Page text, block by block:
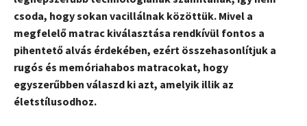
csoda, hogy sokan vacillálnak közöttük. Mivel a
megfelelő matrac kiválasztása rendkívül fontos a
pihentető alvás érdekében, ezért összehasonlítjuk a
rugós és memóriahabos matracokat, hogy
egyszerűbben válaszd ki azt, amelyik illik az
életstílusodhoz.